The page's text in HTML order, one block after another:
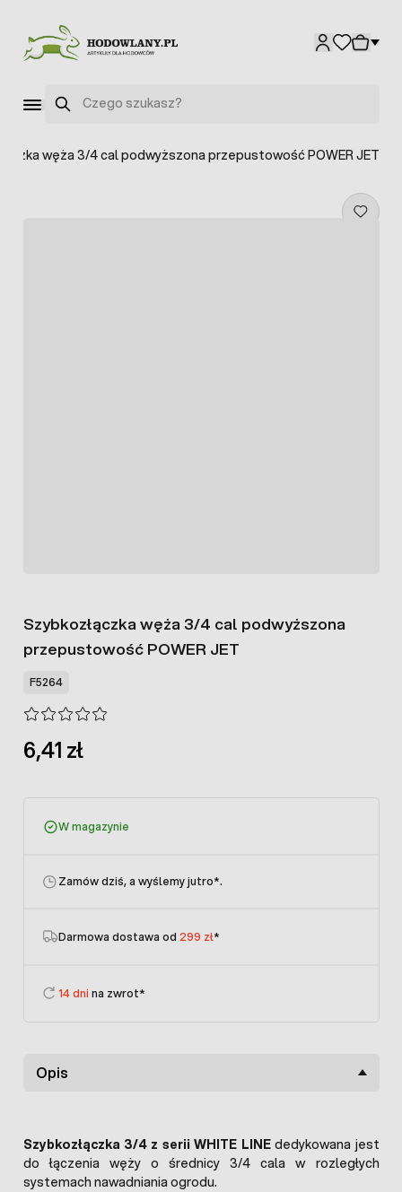
Szukaj
węża 3/4 cal podwyższona przepustowość POWER JET
Szybkozłączka węża 3/4 cal podwyższona
przepustowość POWER JET
F5264
6,41 zł
W magazynie
Zamów dziś, a wyślemy jutro*.
Darmowa dostawa od 299 zł*
14 dni na zwrot*
Opis
Szybkozłączka 3/4 z serii WHITE LINEdedykowana jest
do łączenia węży o średnicy 3/4 cala w rozległych
systemach nawadniania ogrodu.